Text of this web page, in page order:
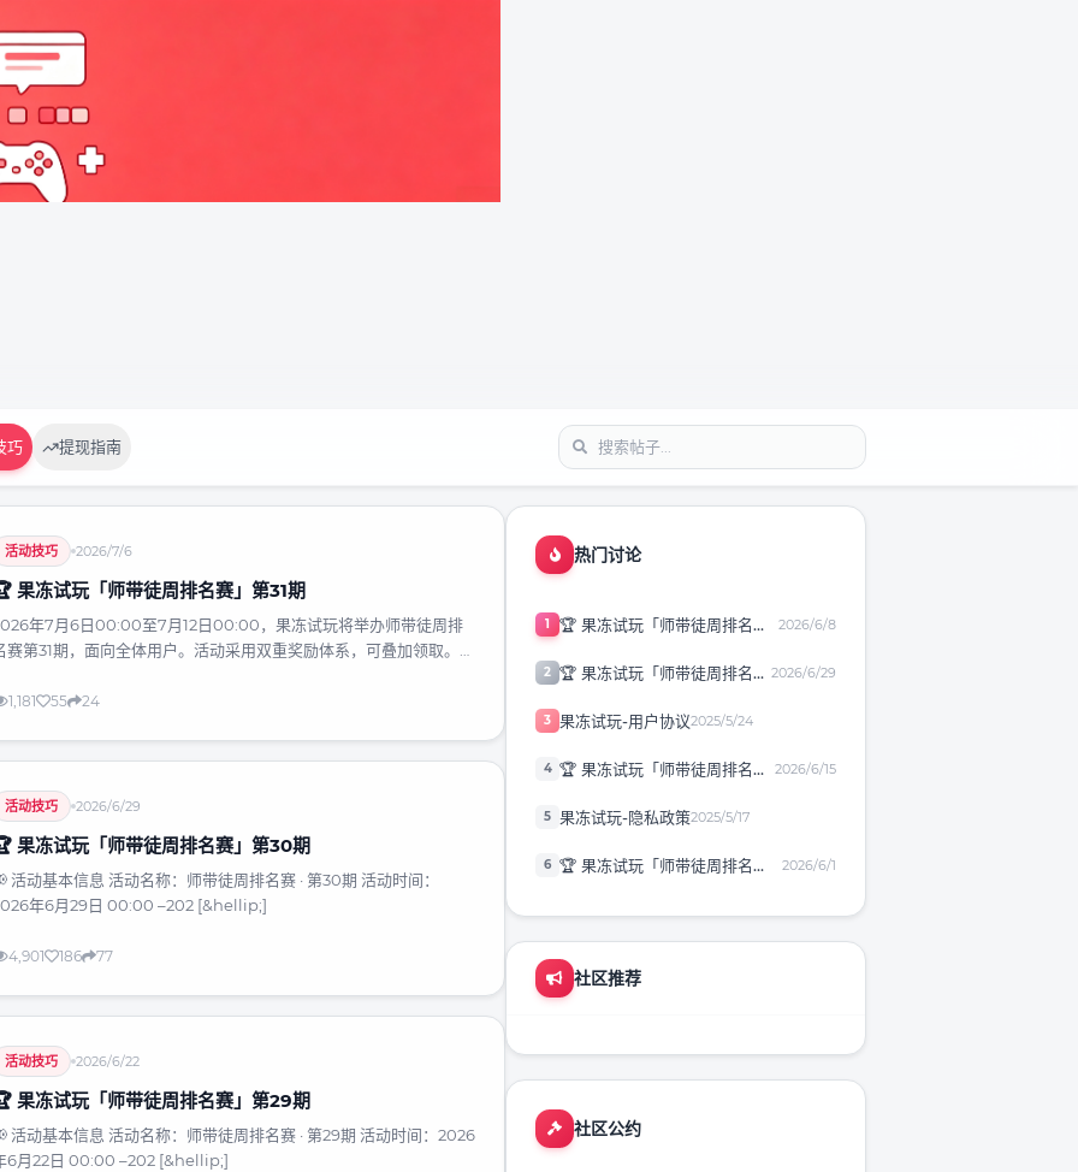
巧 提现指南
活动技巧 2026/7/6
果冻试玩「师带徒周排名赛」第31期
年7月6日00:00至7月12日00:00，果冻试玩将举办师带徒周排
赛第31期，面向全体用户。活动采用双重奖励体系，可叠加领取。做
。有效任务需在活动期间完成、独立计算且通过审核，达标徒弟需
，数据以果冻后台统计为准，奖励下周一至周三通过企业支付宝打
。建
1,181 55 24
活动技巧 2026/6/29
果冻试玩「师带徒周排名赛」第30期
活动基本信息 活动名称：师带徒周排名赛 · 第30期 活动时间：
年6月29日 00:00 –202 [&hellip;]
4,901 186 77
活动技巧 2026/6/22
果冻试玩「师带徒周排名赛」第29期
活动基本信息 活动名称：师带徒周排名赛 · 第29期 活动时间：2026
6月22日 00:00 –202 [&hellip;]
热门讨论
1
🏆 果冻试玩「师带徒周排名
2026/6/8
2 🏆 果冻试玩「师带徒周排名
2026/6/29
3 果冻试玩-用户协议2025/5/24
4 🏆 果冻试玩「师带徒周排名
2026/6/15
5 果冻试玩-隐私政策2025/5/17
6 🏆 果冻试玩「师带徒周排名
2026/6/1
社区推荐
社区公约